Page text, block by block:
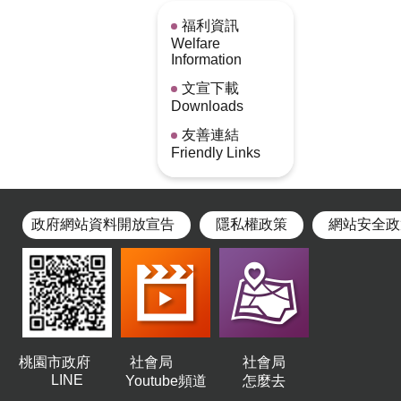
福利資訊
Welfare
Information
文宣下載
Downloads
友善連結
Friendly Links
政府網站資料開放宣告 隱私權政策 網站安全
桃園市政府
LINE
社會局
Youtube頻道
社會局
怎麼去